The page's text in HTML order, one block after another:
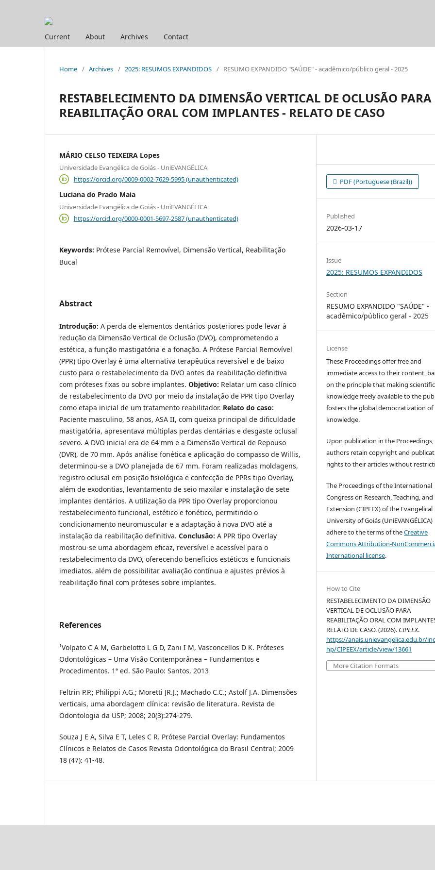
Current About Archives Contact
Home / Archives / 2025: RESUMOS EXPANDIDOS / RESUMO EXPANDIDO "SAÚDE" - acadêmico/público geral - 2025
RESTABELECIMENTO DA DIMENSÃO VERTICAL DE OCLUSÃO PARA
REABILITAÇÃO ORAL COM IMPLANTES - RELATO DE CASO
MÁRIO CELSO TEIXEIRA Lopes
Universidade Evangélica de Goiás - UniEVANGÉLICA
https://orcid.org/0009-0002-7629-5995 (unauthenticated)
Luciana do Prado Maia
Universidade Evangélica de Goiás - UniEVANGÉLICA
https://orcid.org/0000-0001-5697-2587 (unauthenticated)
Keywords: Prótese Parcial Removível, Dimensão Vertical, Reabilitação
Bucal
Abstract
Introdução: A perda de elementos dentários posteriores pode levar à
redução da Dimensão Vertical de Oclusão (DVO), comprometendo a
estética, a função mastigatória e a fonação. A Prótese Parcial Removível
(PPR) tipo Overlay é uma alternativa terapêutica reversível e de baixo
custo para o restabelecimento da DVO antes da reabilitação definitiva
com próteses fixas ou sobre implantes. Objetivo: Relatar um caso clínico
de restabelecimento da DVO por meio da instalação de PPR tipo Overlay
como etapa inicial de um tratamento reabilitador. Relato do caso:
Paciente masculino, 58 anos, ASA II, com queixa principal de dificuldade
mastigatória, apresentava múltiplas perdas dentárias e desgaste oclusal
severo. A DVO inicial era de 64 mm e a Dimensão Vertical de Repouso
(DVR), de 70 mm. Após análise fonética e aplicação do compasso de Willis,
determinou-se a DVO planejada de 67 mm. Foram realizadas moldagens,
registro oclusal em posição fisiológica e confecção de PPRs tipo Overlay,
além de exodontias, levantamento de seio maxilar e instalação de sete
implantes dentários. A utilização da PPR tipo Overlay proporcionou
restabelecimento funcional, estético e fonético, permitindo o
condicionamento neuromuscular e a adaptação à nova DVO até a
instalação da reabilitação definitiva. Conclusão: A PPR tipo Overlay
mostrou-se uma abordagem eficaz, reversível e acessível para o
restabelecimento da DVO, oferecendo benefícios estéticos e funcionais
imediatos, além de possibilitar avaliação contínua e ajustes prévios à
reabilitação final com próteses sobre implantes.
References
¹Volpato C A M, Garbelotto L G D, Zani I M, Vasconcellos D K. Próteses
Odontológicas – Uma Visão Contemporânea – Fundamentos e
Procedimentos. 1ª ed. São Paulo: Santos, 2013
Feltrin P.P.; Philippi A.G.; Moretti JR.J.; Machado C.C.; Astolf J.A. Dimensões
verticais, uma abordagem clínica: revisão de literatura. Revista de
Odontologia da USP; 2008; 20(3):274-279.
Souza J E A, Silva E T, Leles C R. Prótese Parcial Overlay: Fundamentos
Clínicos e Relatos de Casos Revista Odontológica do Brasil Central; 2009
18 (47): 41-48.
PDF (Portuguese (Brazil))
Published
2026-03-17
Issue
2025: RESUMOS EXPANDIDOS
Section
RESUMO EXPANDIDO "SAÚDE" -
acadêmico/público geral - 2025
License
These Proceedings offer free and
immediate access to their content,
on the principle that making scientific
knowledge freely available to the
fosters the global democratization of
knowledge.
Upon publication in the Proceedings,
authors retain copyright and
rights to their articles without
The Proceedings of the International
Congress on Research, Teaching, and
Extension (CIPEEX) of the Evangelical
University of Goiás (UniEVANGÉLICA)
adhere to the terms of theCreative
Commons Attribution-
International license.
How to Cite
RESTABELECIMENTO DA DIMENSÃO
VERTICAL DE OCLUSÃO PARA
REABILITAÇÃO ORAL COM
RELATO DE CASO. (2026). CIPEEX.
https://anais.unievangelica.edu.br/
hp/CIPEEX/article/view/13661
More Citation Formats